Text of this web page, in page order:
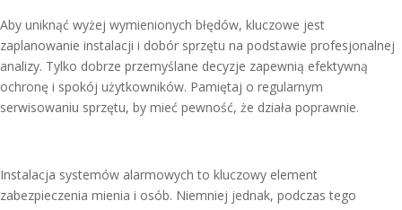
Aby uniknąć wyżej wymienionych błędów, kluczowe jest
zaplanowanie instalacji i dobór sprzętu na podstawie profesjonalnej
analizy. Tylko dobrze przemyślane decyzje zapewnią efektywną
ochronę i spokój użytkowników. Pamiętaj o regularnym
serwisowaniu sprzętu, by mieć pewność, że działa poprawnie.
Instalacja systemów alarmowych to kluczowy element
zabezpieczenia mienia i osób. Niemniej jednak, podczas tego